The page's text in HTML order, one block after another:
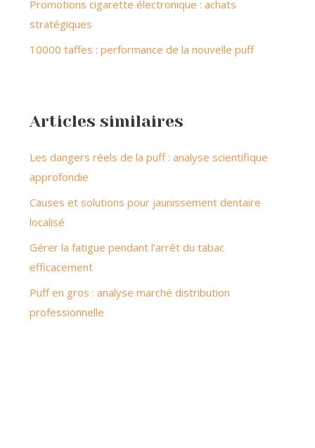
Promotions cigarette électronique : achats
stratégiques
10000 taffes : performance de la nouvelle puff
Articles similaires
Les dangers réels de la puff : analyse scientifique
approfondie
Causes et solutions pour jaunissement dentaire
localisé
Gérer la fatigue pendant l’arrêt du tabac
efficacement
Puff en gros : analyse marché distribution
professionnelle